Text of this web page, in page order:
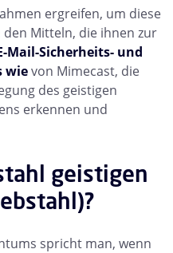
ergreifen, um diese
den Mitteln, die ihnen zur
Mail-Sicherheits- und
wievon Mimecast, die
des geistigen
erkennen und
geistigen
spricht man, wenn